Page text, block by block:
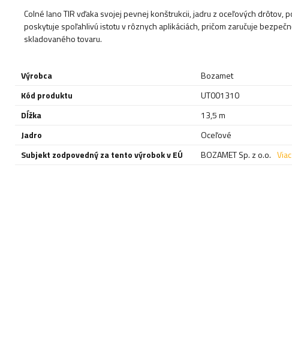
Colné lano TIR vďaka svojej pevnej konštrukcii, jadru z oceľových
poskytuje spoľahlivú istotu v rôznych aplikáciách, pričom zaručuje
skladovaného tovaru.
Výrobca
Bozamet
Kód produktu
UT001310
Dĺžka
13,5 m
Jadro
Oceľové
Subjekt zodpovedný za tento výrobok v EÚ
BOZAMET Sp. z o.o. Viac